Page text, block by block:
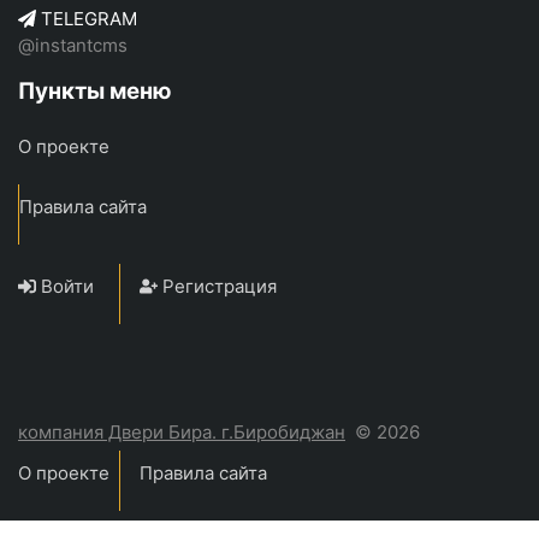
TELEGRAM
@instantcms
Пункты меню
О проекте
Правила сайта
Войти Регистрация
компания Двери Бира. г.Биробиджан © 2026
О проекте
Правила сайта